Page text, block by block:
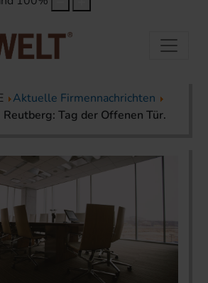
Aktuelle Firmennachrichten
Tag der Offenen Tür.